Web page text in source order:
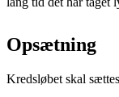
Opsætning
Kredsløbet skal